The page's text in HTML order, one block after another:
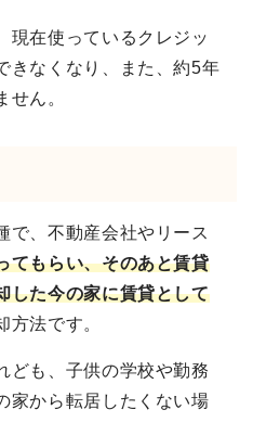
現在使っているクレジッ
きなくなり、また、約5年
せん。
で、不動産会社やリース
てもらい、そのあと賃貸
した今の家に賃貸として
方法です。
ども、子供の学校や勤務
家から転居したくない場